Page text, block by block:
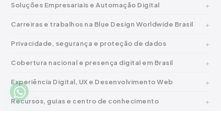
Soluções Empresariais e Automação Digital
Carreiras e trabalhos na Blue Design Worldwide Brasil
Privacidade, segurança e proteção de dados
Cobertura nacional e presença digital em Brasil
Experiência Digital, UX e Desenvolvimento Web
Recursos, guias e centro de conhecimento